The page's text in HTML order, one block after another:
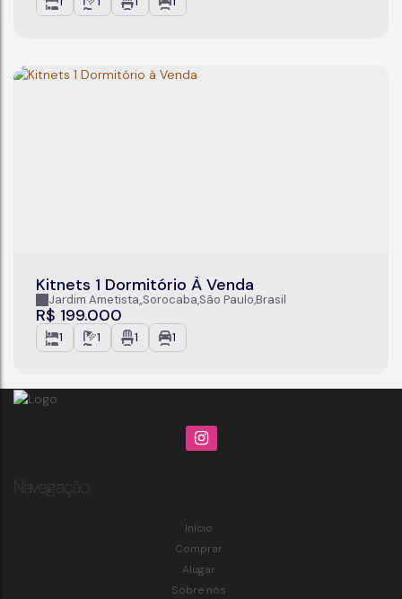
Kitnets 1 Dormitório À Venda
R$ 199.000
Jardim Ametista,Sorocaba,São Paulo,Brasil
1 1 1 1
Navegação
Início
Comprar
Alugar
Sobre nós